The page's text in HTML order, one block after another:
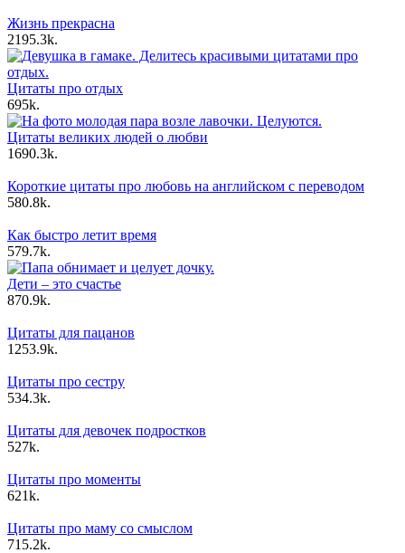
Жизнь прекрасна
2195.3k.
Цитаты про отдых
695k.
Цитаты великих людей о любви
1690.3k.
Короткие цитаты про любовь на английском с переводом
580.8k.
Как быстро летит время
579.7k.
Дети – это счастье
870.9k.
Цитаты для пацанов
1253.9k.
Цитаты про сестру
534.3k.
Цитаты для девочек подростков
527k.
Цитаты про моменты
621k.
Цитаты про маму со смыслом
715.2k.